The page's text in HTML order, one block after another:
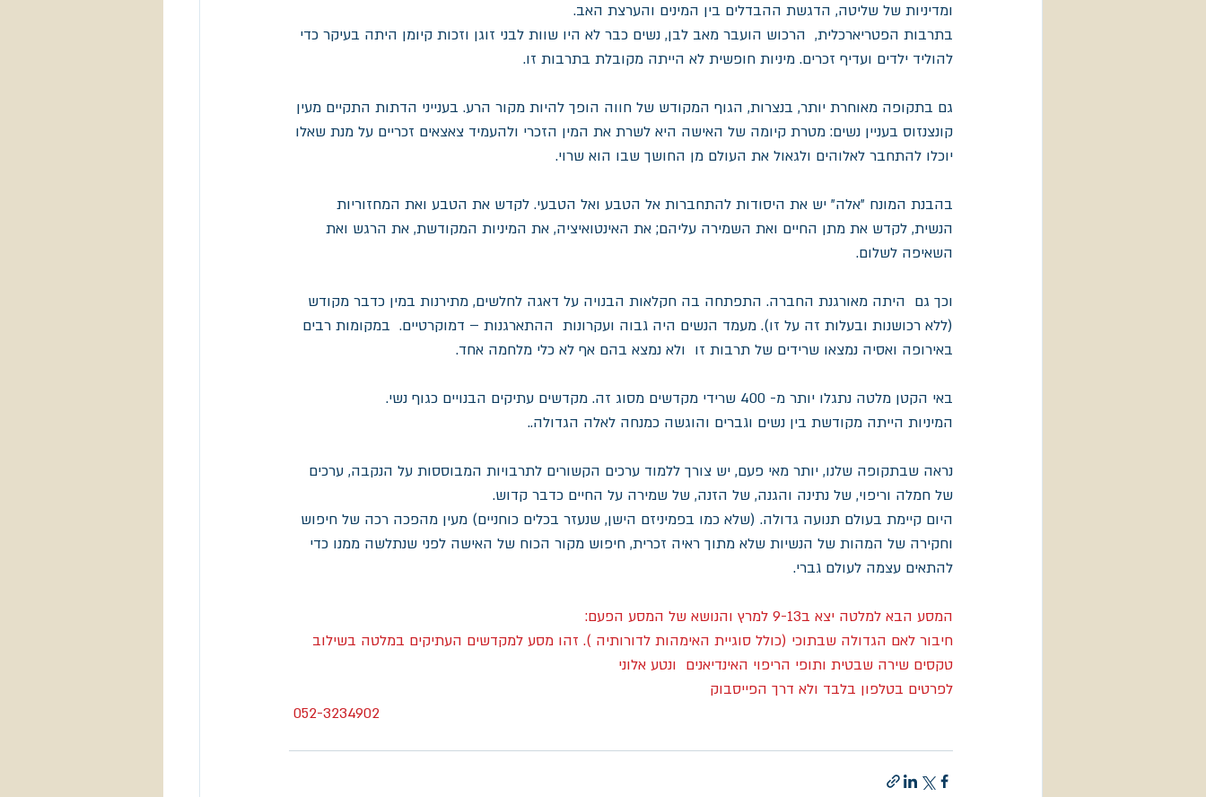
ומדיניות של שליטה, הדגשת ההבדלים בין המינים והערצת האב.
בתרבות הפטריארכלית,  הרכוש הועבר מאב לבן, נשים כבר לא היו שוות לבני זוגן וזכות קיומן היתה בעיקר כדי
להוליד ילדים ועדיף זכרים. מיניות חופשית לא הייתה מקובלת בתרבות זו.
גם בתקופה מאוחרת יותר, בנצרות, הגוף המקודש של חווה הופך להיות מקור הרע. בענייני הדתות התקיים מעין
קונצנזוס בעניין נשים: מטרת קיומה של האישה היא לשרת את המין הזכרי ולהעמיד צאצאים זכריים על מנת שאלו
יוכלו להתחבר לאלוהים ולגאול את העולם מן החושך שבו הוא שרוי.
בהבנת המונח "אלה" יש את היסודות להתחברות אל הטבע ואל הטבעי. לקדש את הטבע ואת המחזוריות
הנשית, לקדש את מתן החיים ואת השמירה עליהם; את האינטואיציה, את המיניות המקודשת, את הרגש ואת
השאיפה לשלום.
וכך גם  היתה מאורגנת החברה. התפתחה בה חקלאות הבנויה על דאגה לחלשים, מתירנות במין כדבר מקודש
(ללא רכושנות ובעלות זה על זו). מעמד הנשים היה גבוה ועקרונות  ההתארגנות – דמוקרטיים.  במקומות רבים
באירופה ואסיה נמצאו שרידים של תרבות זו  ולא נמצא בהם אף לא כלי מלחמה אחד.
באי הקטן מלטה נתגלו יותר מ- 400 שרידי מקדשים מסוג זה. מקדשים עתיקים הבנויים כגוף נשי.
המיניות הייתה מקודשת בין נשים וגברים והוגשה כמנחה לאלה הגדולה..
נראה שבתקופה שלנו, יותר מאי פעם, יש צורך ללמוד ערכים הקשורים לתרבויות המבוססות על הנקבה, ערכים
של חמלה וריפוי, של נתינה והגנה, של הזנה, של שמירה על החיים כדבר קדוש.
היום קיימת בעולם תנועה גדולה. (שלא כמו בפמיניזם הישן, שנעזר בכלים כוחניים) מעין מהפכה רכה של חיפוש
וחקירה של המהות של הנשיות שלא מתוך ראיה זכרית, חיפוש מקור הכוח של האישה לפני שנתלשה ממנו כדי
להתאים עצמה לעולם גברי.
המסע הבא למלטה יצא ב9-13 למרץ והנושא של המסע הפעם:
חיבור לאם הגדולה שבתוכי (כולל סוגיית האימהות לדורותיה ). זהו מסע למקדשים העתיקים במלטה בשילוב
טקסים שירה שבטית ותופי הריפוי האינדיאנים  ונטע אלוני
לפרטים בטלפון בלבד ולא דרך הפייסבוק
052-3234902